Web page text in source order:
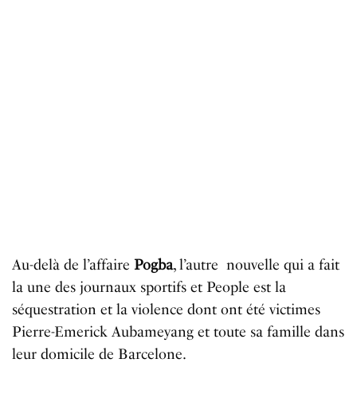
Au-delà de l’affaire Pogba, l’autre nouvelle qui a fait
la une des journaux sportifs et People est la
séquestration et la violence dont ontété victimes
Pierre-Emerick Aubameyang et toute sa famille dans
leur domicile de Barcelone.